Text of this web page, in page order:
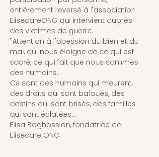
entièrement reversé à l'association
ElisecareONG qui intervient auprès
des victimes de guerre.
"Attention à l'obession du bien et du
mal, qui nous éloigne de ce qui est
sacré, ce qui fait que nous sommes
des humains.
Ce sont des humains qui meurent,
des droits qui sont bafoués, des
destins qui sont brisés, des familles
qui sont éclatées...
Elisa Boghossian, fondatrice de
Elisecare ONG